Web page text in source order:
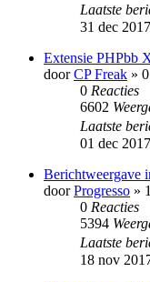
Laatste
31 dec
Extensie PHPbb
doorCP Freak »
0 Reacties
6602
Laatste
01 dec
Berichtweergave
doorProgresso »
0 Reacties
5394
Laatste
18 nov